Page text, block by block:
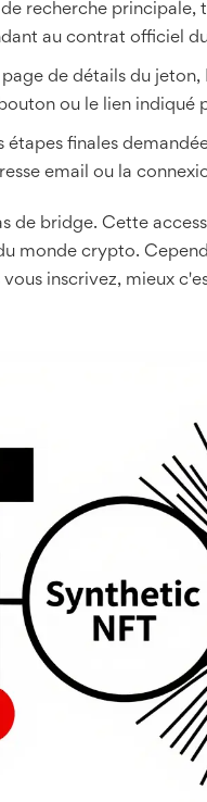
de recherche principale,
au contrat officiel
page de détails du
ou le lien
étapes finales
email ou la
de bridge. Cette
monde crypto.
inscrivez, mieux